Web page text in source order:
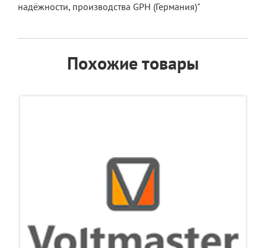
надёжности, производства GPH (Германия)"
Похожие товары